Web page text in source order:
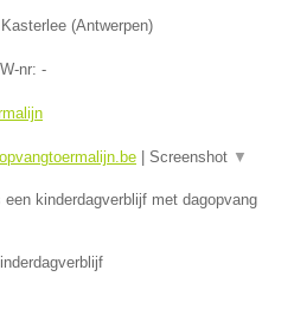
Kasterlee (Antwerpen)
nr: -
Screenshot ▼
een kinderdagverblijf met dagopvang